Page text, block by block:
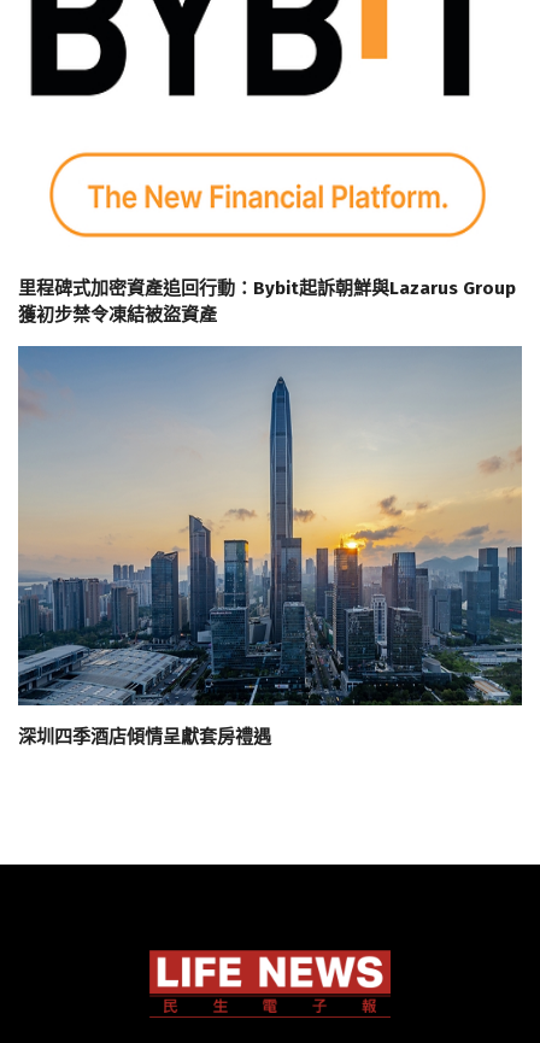
里程碑式加密資產追回行動：Bybit起訴朝鮮與Lazarus Group
獲初步禁令凍結被盜資產
深圳四季酒店傾情呈獻套房禮遇